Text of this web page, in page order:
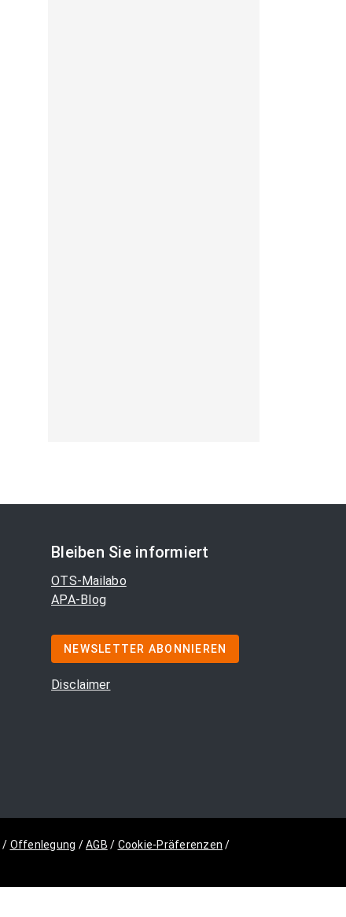
Bleiben Sie informiert
OTS-Mailabo
APA-Blog
NEWSLETTER ABONNIEREN
Disclaimer
/ Offenlegung /AGB / Cookie-Präferenzen /